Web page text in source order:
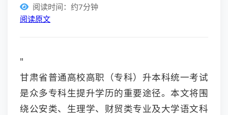
阅读时间：约7分钟
阅读原文
"
甘肃省普通高校高职（专科）升本科统一考试
是众多专科生提升学历的重要途径。本文将围
绕公安类、生理学、财贸类专业及大学语文科